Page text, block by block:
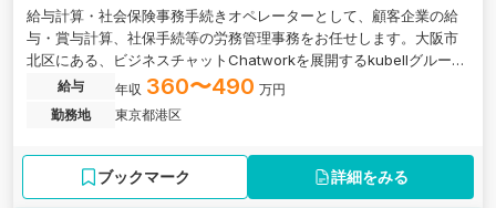
給与計算・社会保険事務手続きオペレーターとして、顧客企業の給
与・賞与計算、社保手続等の労務管理事務をお任せします。大阪市
北区にある、ビジネスチャットChatworkを展開するkubellグループ
のバックオフィスDX支援企業の求人です。
給与 年収 360〜490 万円
勤務地
東京都港区
ブックマーク 詳細をみる